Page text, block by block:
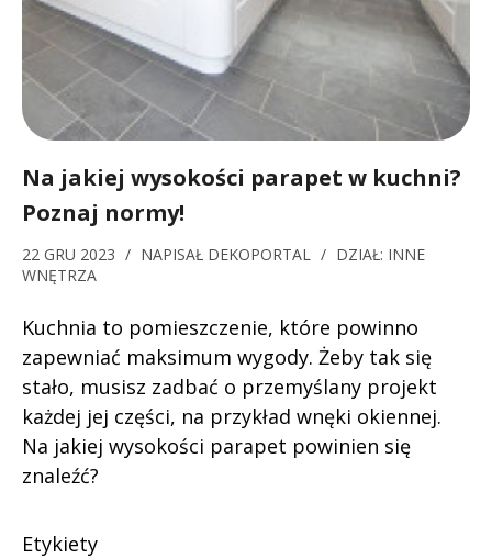
Na jakiej wysokości parapet w kuchni?
Poznaj normy!
22 GRU 2023 / NAPISAŁ DEKOPORTAL / DZIAŁ: INNE
WNĘTRZA
Kuchnia to pomieszczenie, które powinno
zapewniać maksimum wygody. Żeby tak się
stało, musisz zadbać o przemyślany projekt
każdej jej części, na przykład wnęki okiennej.
Na jakiej wysokości parapet powinien się
znaleźć?
Etykiety